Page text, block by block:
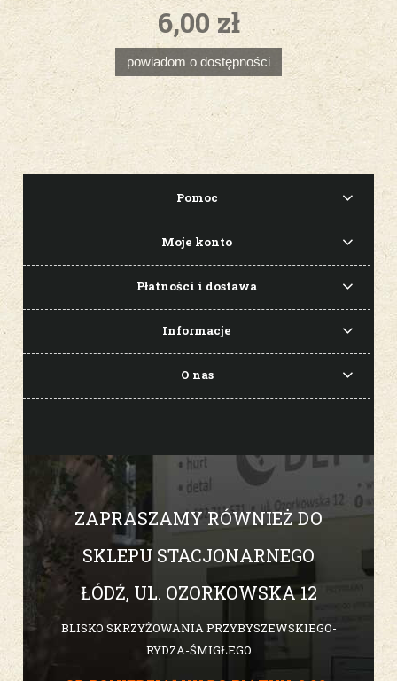
6,00 zł
powiadom o dostępności
Pomoc
Moje konto
Płatności i dostawa
Informacje
O nas
ZAPRASZAMY RÓWNIEŻ DO
SKLEPU STACJONARNEGO
ŁÓDŹ, UL. OZORKOWSKA 12
BLISKO SKRZYŻOWANIA PRZYBYSZEWSKIEGO-
RYDZA-ŚMIGŁEGO